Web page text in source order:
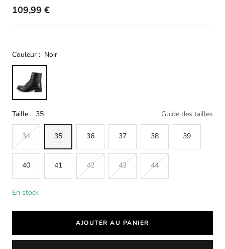
109,99 €
Couleur : Noir
Taille : 35 Guide des tailles
34 35 36 37 38 39
40 41 42 43 44
En stock
AJOUTER AU PANIER